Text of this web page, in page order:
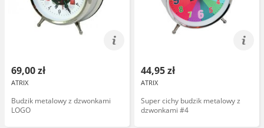
69,00 zł
ATRIX
Budzik metalowy z dzwonkami
LOGO
44,95 zł
ATRIX
Super cichy budzik metalowy z
dzwonkami #4